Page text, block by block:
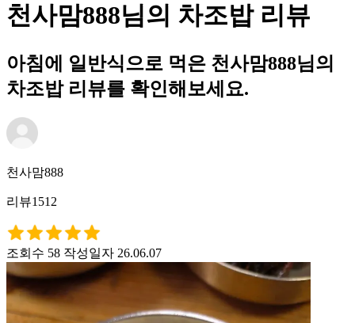
천사맘888님의 차조밥 리뷰
아침에 일반식으로 먹은 천사맘888님의
차조밥 리뷰를 확인해보세요.
천사맘888
리뷰1512
조회수 58 작성일자 26.06.07